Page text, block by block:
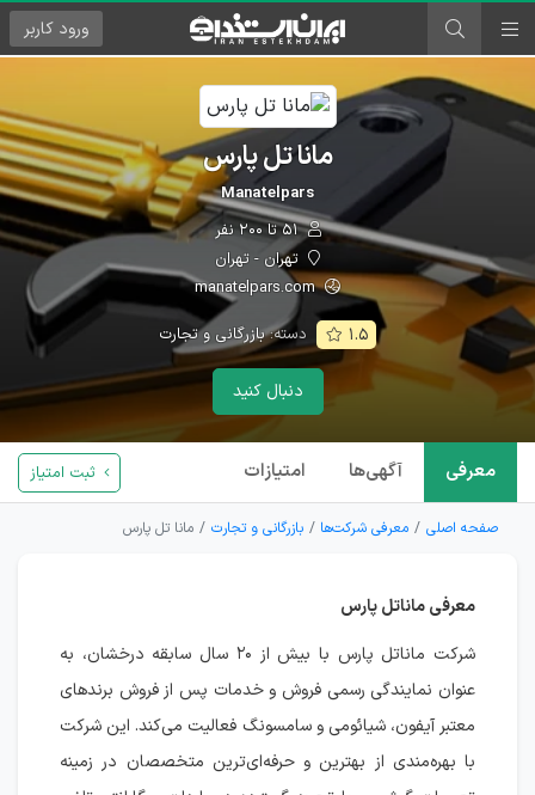
ورود کاربر
مانا تل پارس
Manatelpars
۵۱ تا ۲۰۰ نفر
تهران - تهران
manatelpars.com
۱.۵ دسته:بازرگانی و تجارت
دنبال کنید
معرفی آگهی‌ها امتیازات ثبت امتیاز
صفحه اصلی معرفی شرکت‌ها بازرگانی و تجارت مانا تل پارس
معرفی ماناتل پارس
شرکت ماناتل پارس با بیش از ۲۰ سال سابقه درخشان، به
عنوان نمایندگی رسمی فروش و خدمات پس از فروش برندهای
معتبر آیفون، شیائومی و سامسونگ فعالیت می‌کند. این شرکت
با بهره‌مندی از بهترین و حرفه‌ای‌ترین متخصصان در زمینه